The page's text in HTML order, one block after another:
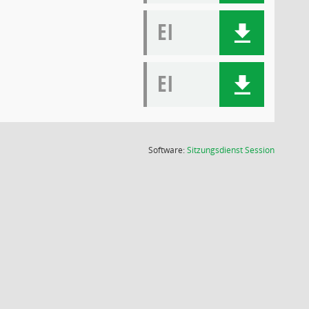
EI
EI
Software:SitzungsdienstSession(Wird in